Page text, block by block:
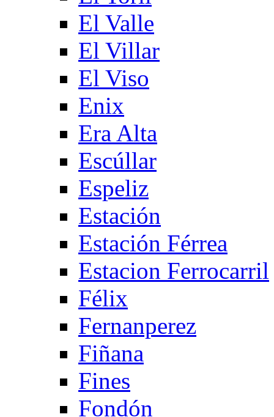
El Valle
El Villar
El Viso
Enix
Era Alta
Escúllar
Espeliz
Estación
Estación Férrea
Estacion Ferrocarril
Félix
Fernanperez
Fiñana
Fines
Fondón